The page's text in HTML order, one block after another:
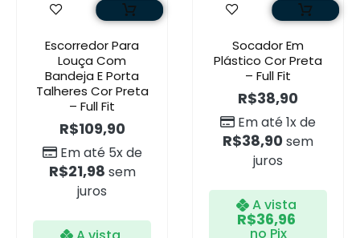
Escorredor Para
Louça Com
Bandeja E Porta
Talheres Cor Preta
– Full Fit
R$109,90
Em até 5x de
R$21,98 sem
juros
Socador Em
Plástico Cor Preta
– Full Fit
R$38,90
Em até 1x de
R$38,90 sem
juros
A vista
R$36,96
no Pix